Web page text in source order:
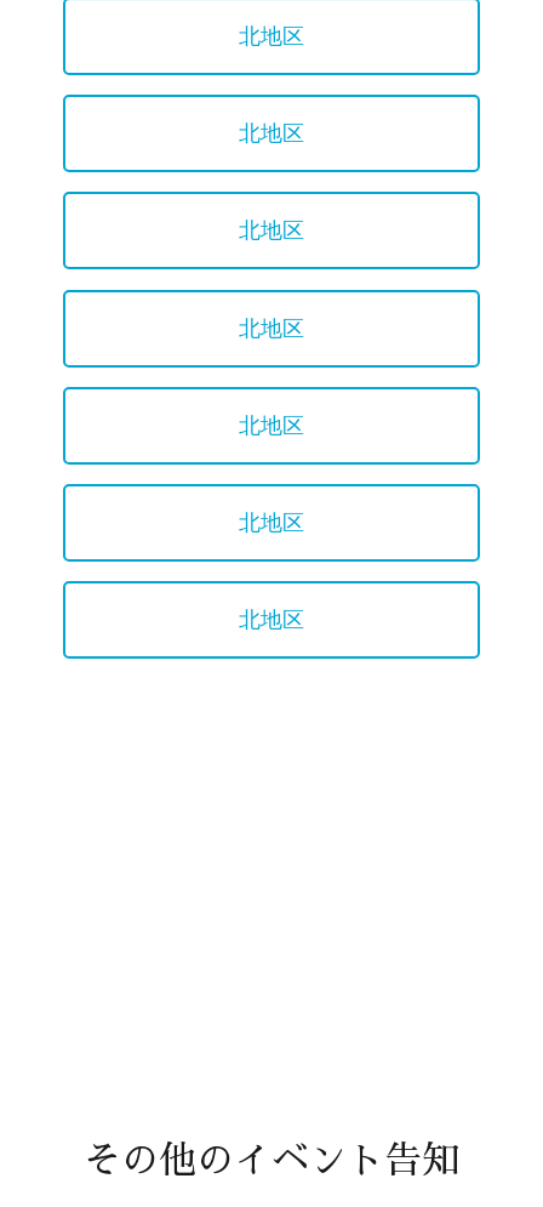
北地区
北地区
北地区
北地区
北地区
北地区
北地区
その他のイベント告知